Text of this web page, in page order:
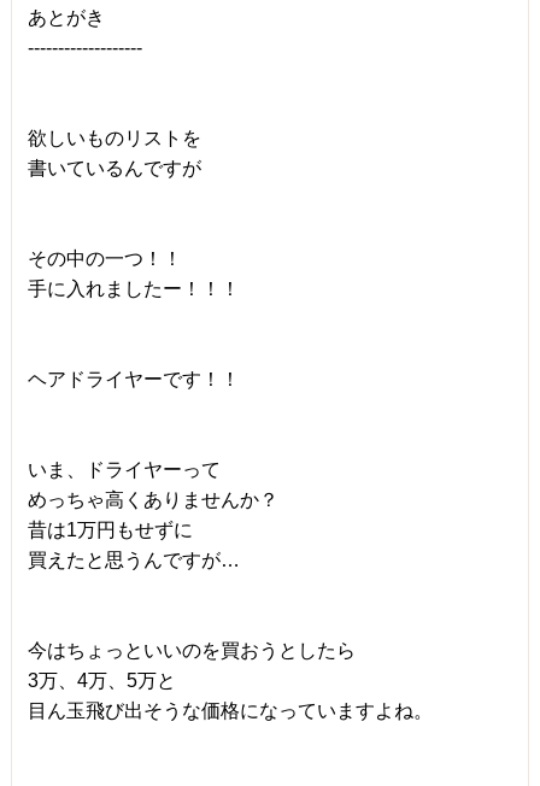
あとがき
-------------------
欲しいものリストを
書いているんですが
その中の一つ！！
手に入れましたー！！！
ヘアドライヤーです！！
いま、ドライヤーって
めっちゃ高くありませんか？
昔は1万円もせずに
買えたと思うんですが…
今はちょっといいのを買おうとしたら
3万、4万、5万と
目ん玉飛び出そうな価格になっていますよね。